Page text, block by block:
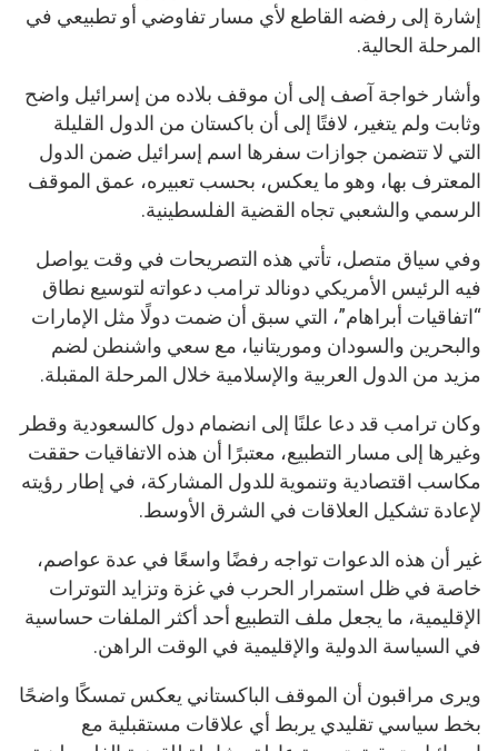
إشارة إلى رفضه القاطع لأي مسار تفاوضي أو تطبيعي في
المرحلة الحالية.
وأشار خواجة آصف إلى أن موقف بلاده من إسرائيل واضح
وثابت ولم يتغير، لافتًا إلى أن باكستان من الدول القليلة
التي لا تتضمن جوازات سفرها اسم إسرائيل ضمن الدول
المعترف بها، وهو ما يعكس، بحسب تعبيره، عمق الموقف
الرسمي والشعبي تجاه القضية الفلسطينية.
وفي سياق متصل، تأتي هذه التصريحات في وقت يواصل
فيه الرئيس الأمريكي دونالد ترامب دعواته لتوسيع نطاق
“اتفاقيات أبراهام”، التي سبق أن ضمت دولًا مثل الإمارات
والبحرين والسودان وموريتانيا، مع سعي واشنطن لضم
مزيد من الدول العربية والإسلامية خلال المرحلة المقبلة.
وكان ترامب قد دعا علنًا إلى انضمام دول كالسعودية وقطر
وغيرها إلى مسار التطبيع، معتبرًا أن هذه الاتفاقيات حققت
مكاسب اقتصادية وتنموية للدول المشاركة، في إطار رؤيته
لإعادة تشكيل العلاقات في الشرق الأوسط.
غير أن هذه الدعوات تواجه رفضًا واسعًا في عدة عواصم،
خاصة في ظل استمرار الحرب في غزة وتزايد التوترات
الإقليمية، ما يجعل ملف التطبيع أحد أكثر الملفات حساسية
في السياسة الدولية والإقليمية في الوقت الراهن.
ويرى مراقبون أن الموقف الباكستاني يعكس تمسكًا واضحًا
بخط سياسي تقليدي يربط أي علاقات مستقبلية مع